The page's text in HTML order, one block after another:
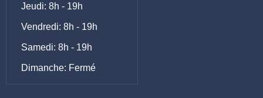
Jeudi: 8h - 19h
Vendredi: 8h - 19h
Samedi: 8h - 19h
Dimanche: Fermé